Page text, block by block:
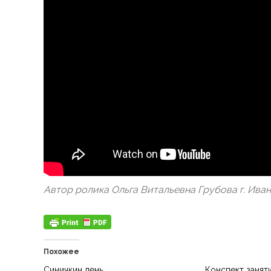
Автор ролика Ольга Витальевна Грубова г.
Похожее